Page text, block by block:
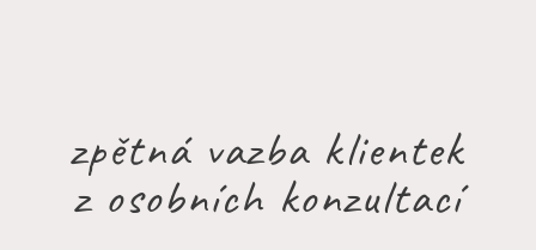
zpětná vazba klientek
z osobních konzultací